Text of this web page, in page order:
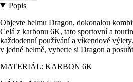
Popis
Objevte helmu Dragon, dokonalou
Celá z karbonu 6K, tato sportovní a
každodenní používání a víkendové
v jedné helmě, vyberte si Dragon a
MATERIÁL: KARBON 6K